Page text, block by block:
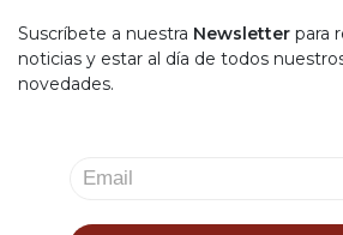
Suscríbete a nuestra Newsletter para
noticias y estar al día de todos
novedades.